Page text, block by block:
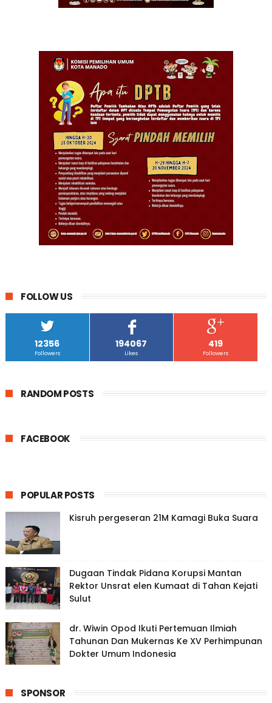
FOLLOW US
12356
Followers
194067
Likes
419
Followers
RANDOM POSTS
FACEBOOK
POPULAR POSTS
Kisruh pergeseran 21M Kamagi Buka Suara
Dugaan Tindak Pidana Korupsi Mantan
Rektor Unsrat elen Kumaat di Tahan Kejati
Sulut
dr. Wiwin Opod Ikuti Pertemuan Ilmiah
Tahunan Dan Mukernas Ke XV Perhimpunan
Dokter Umum Indonesia
SPONSOR